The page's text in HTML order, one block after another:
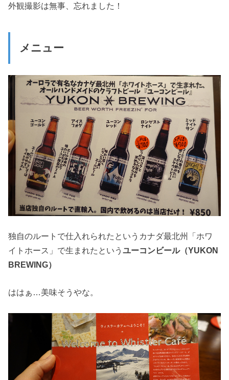
外観撮影は無事、忘れました！
メニュー
独自のルートで仕入れられたというカナダ最北州「ホワ
イトホース」で生まれたというユーコンビール（YUKON
BREWING）
ははぁ…美味そうやな。